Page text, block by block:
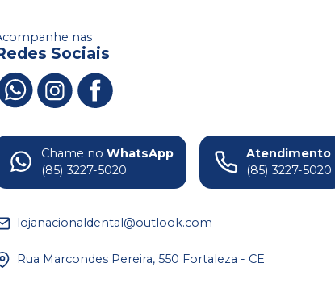
nas
Sociais
Chame no WhatsApp
(85) 3227-5020
Atendimento
(85) 3227-5020
lojanacionaldental@outlook.com
Rua Marcondes Pereira, 550 Fortaleza - CE